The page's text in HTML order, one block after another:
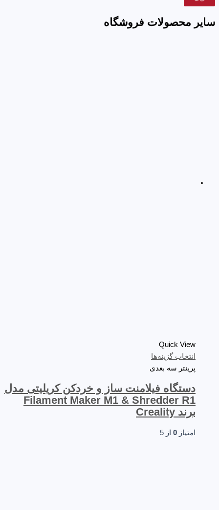
سایر محصولات فروشگاه
Quick View
انتخاب گزینه‌ها
پرینتر سه‌ بعدی
دستگاه فیلامنت ساز و خردکن کریلیتی مدل
Filament Maker M1 & Shredder R1
برند Creality
امتیاز 0 از 5